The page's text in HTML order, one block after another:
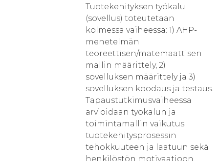
Tuotekehityksen työkalu
(sovellus) toteutetaan
kolmessa vaiheessa: 1) AHP-
menetelmän
teoreettisen/matemaattisen
mallin määrittely, 2)
sovelluksen määrittely ja 3)
sovelluksen koodaus ja testaus.
Tapaustutkimusvaiheessa
arvioidaan työkalun ja
toimintamallin vaikutus
tuotekehitysprosessin
tehokkuuteen ja laatuun sekä
henkilöstön motivaatioon.